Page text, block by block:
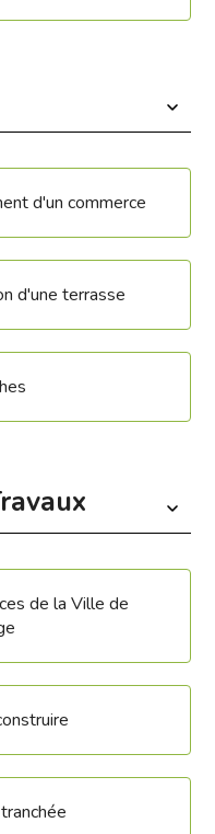
d'un commerce
d'une terrasse
de la Ville de